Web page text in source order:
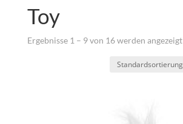
Toy
Ergebnisse 1 – 9 von 16 werden angezeigt